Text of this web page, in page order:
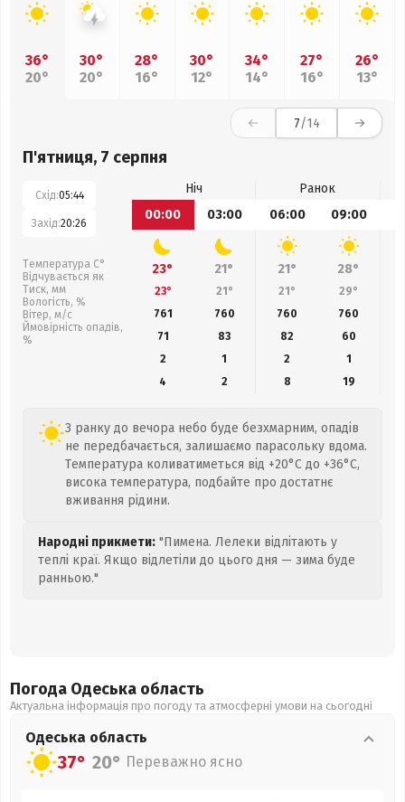
36°
20°
30°
20°
28°
16°
30°
12°
34°
14°
27°
16°
26°
13°
7/14
П'ятниця, 7 серпня
Схід:05:44
Захід:20:26
Температура С°
Відчувається як
Тиск, мм
Вологість, %
Вітер, м/с
Ймовірність опадів,
%
Ніч
Ранок
00:00
03:00 06:00 09:00
23° 21° 21° 28°
23° 21° 21° 29°
761
760 760 760
71
83 82 60
2
1 2
1
4
2 8 19
З ранку до вечора небо буде безхмарним, опадів
не передбачається, залишаємо парасольку вдома.
Температура коливатиметься від +20°C до +36°C,
висока температура, подбайте про достатнє
вживання рідини.
Народні прикмети: "Пимена. Лелеки відлітають у
теплі краї. Якщо відлетіли до цього дня — зима буде
ранньою."
Погода Одеська область
Актуальна інформація про погоду та атмосферні умови на сьогодні
Одеська область
37° 20° Переважно ясно